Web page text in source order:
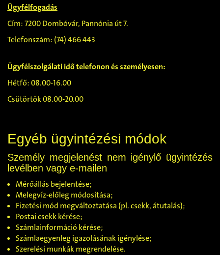
Ügyfélfogadás
Cím: 7200 Dombóvár, Pannónia út 7.
Telefonszám: (74) 466 443
Ügyfélszolgálati idő telefonon és személyesen:
Hétfő: 08.00-16.00
Csütörtök 08.00-20.00
Egyéb ügyintézési módok
Személy megjelenést nem igénylő ügyintézés
levélben vagy e-mailen
Mérőállás bejelentése;
Melegvíz-előleg módosítása;
Fizetési mód megváltoztatása (pl. csekk, átutalás);
Postai csekk kérése;
Számlainformáció kérése;
Számlaegyenleg igazolásának igénylése;
Szerelési munkák megrendelése.